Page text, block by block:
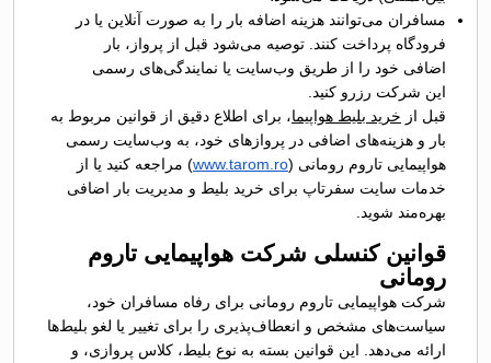
مسافران می‌توانند هزینه اضافه بار را به صورت آنلاین یا در
فرودگاه پرداخت کنند. توصیه می‌شود قبل از پرواز، بار
اضافی خود را از طریق وب‌سایت یا نمایندگی‌های رسمی
این شرکت رزرو کنید.
قبل از خرید بلیط هواپیما، برای اطلاع دقیق از قوانین مربوط به
بار و هزینه‌های اضافی در پروازهای خود، به وب‌سایت رسمی
هواپیمایی تاروم رومانی (www.tarom.ro) مراجعه کنید یا از
خدمات سایت سفرتاپ برای خرید بلیط و مدیریت بار اضافی
بهره‌مند شوید.
قوانین کنسلی شرکت هواپیمایی تاروم
رومانی
شرکت هواپیمایی تاروم رومانی برای رفاه مسافران خود،
سیاست‌های مشخص و انعطاف‌پذیری را برای تغییر یا لغو بلیط‌ها
ارائه می‌دهد. این قوانین بسته به نوع بلیط، کلاس پروازی، و